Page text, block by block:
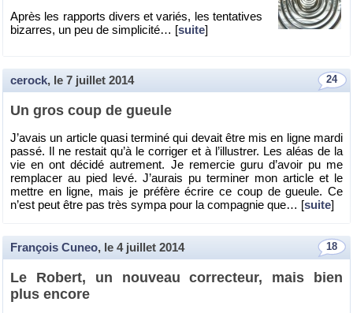
Après les rap­ports di­vers et va­riés, les ten­ta­tives
bi­zarres, un peu de sim­pli­cité… [suite]
24
cerock, le 7 juillet 2014
Un gros coup de gueule
J’avais un ar­ticle quasi ter­miné qui de­vait être mis en ligne mardi
passé. Il ne res­tait qu’à le cor­ri­ger et à l’illus­trer. Les aléas de la
vie en ont dé­cidé au­tre­ment. Je re­mer­cie guru d’avoir pu me
rem­pla­cer au pied levé. J’au­rais pu ter­mi­ner mon ar­ticle et le
mettre en ligne, mais je pré­fère écrire ce coup de gueule. Ce
n’est peut être pas très sympa pour la com­pa­gnie que… [suite]
18
François Cuneo, le 4 juillet 2014
Le Ro­bert, un nou­veau cor­rec­teur, mais bien
plus en­core